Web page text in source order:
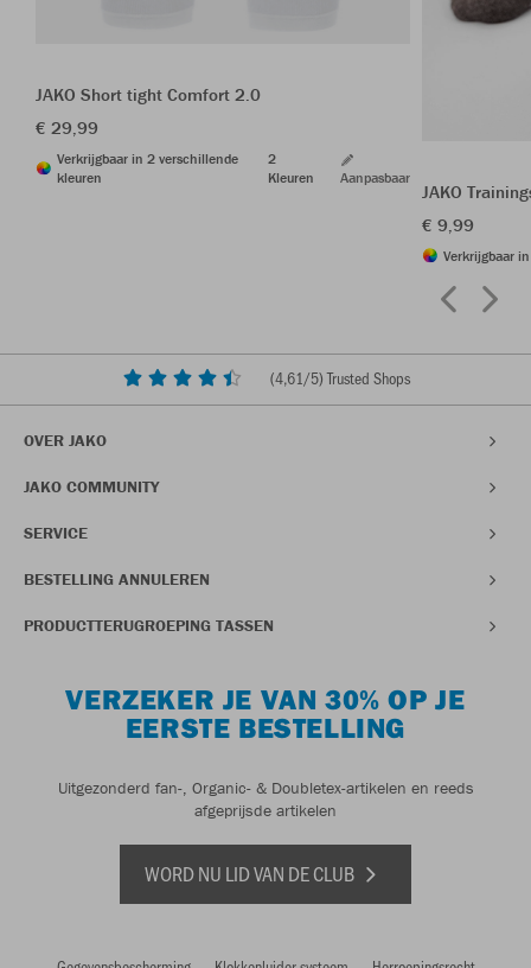
JAKO Short tight Comfort 2.0
€ 29,99
Verkrijgbaar in 2 verschillende
kleuren
2
Kleuren
Aanpasbaar
JAKO
€ 9,99
Verkrijgbaar
(4,61/5) Trusted Shops
OVER JAKO
JAKO COMMUNITY
SERVICE
BESTELLING ANNULEREN
PRODUCTTERUGROEPING TASSEN
VERZEKER JE VAN 30% OP JE
EERSTE BESTELLING
Uitgezonderd fan-, Organic- & Doubletex-artikelen en reeds
afgeprijsde artikelen
WORD NU LID VAN DE CLUB